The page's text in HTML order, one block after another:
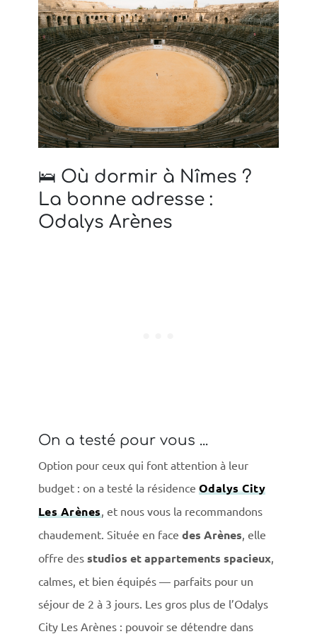
🛌 Où dormir à Nîmes ?
La bonne adresse :
Odalys Arènes
On a testé pour vous ...
Option pour ceux qui font attention à leur
budget : on a testé la résidence Odalys City
Les Arènes, et nous vous la recommandons
chaudement. Située en face des Arènes, elle
offre des studios et appartements spacieux,
calmes, et bien équipés — parfaits pour un
séjour de 2 à 3 jours. Les gros plus de l’Odalys
City Les Arènes : pouvoir se détendre dans